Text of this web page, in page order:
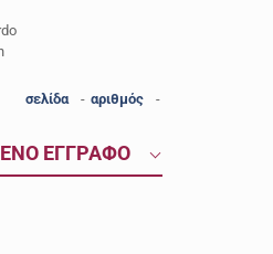
σελίδα - αριθμός -
ΕΓΓΡΑΦΟ